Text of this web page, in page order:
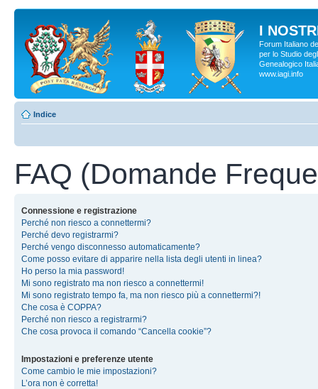
I
Forum Italiano
per lo Studio
Genealogico
www.iagi.info
Indice
FAQ (Domande
Connessione e registrazione
Perché non riesco a connettermi?
Perché devo registrarmi?
Perché vengo disconnesso automaticamente?
Come posso evitare di apparire nella lista degli utenti in linea?
Ho perso la mia password!
Mi sono registrato ma non riesco a connettermi!
Mi sono registrato tempo fa, ma non riesco più a connettermi?!
Che cosa è COPPA?
Perché non riesco a registrarmi?
Che cosa provoca il comando “Cancella cookie”?
Impostazioni e preferenze utente
Come cambio le mie impostazioni?
L’ora non è corretta!